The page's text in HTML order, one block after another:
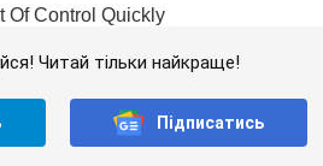
Читай тільки найкраще!
Підписатись